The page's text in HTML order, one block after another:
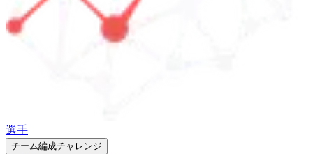
選手
チーム編成チャレンジ